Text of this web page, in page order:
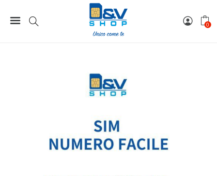
0
SIM Kena Mobile Numero Facile 350030X003 Da Attivare